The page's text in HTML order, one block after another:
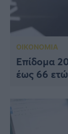
ΟΙΚΟΝΟΜΙΑ
Επίδομα
έως 66